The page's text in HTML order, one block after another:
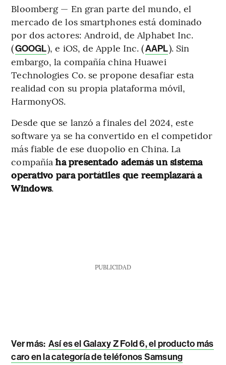
Bloomberg — En gran parte del mundo, el
mercado de los smartphones está dominado
por dos actores: Android, de Alphabet Inc.
(GOOGL), e iOS, de Apple Inc. (AAPL). Sin
embargo, la compañía china Huawei
Technologies Co. se propone desafiar esta
realidad con su propia plataforma móvil,
HarmonyOS.
Desde que se lanzó a finales del 2024, este
software ya se ha convertido en el competidor
más fiable de ese duopolio en China. La
compañíaha presentado además un sistema
operativo para portátiles que reemplazará a
Windows.
PUBLICIDAD
Ver más: Así es el Galaxy Z Fold 6, el producto más
caro en la categoría de teléfonos Samsung